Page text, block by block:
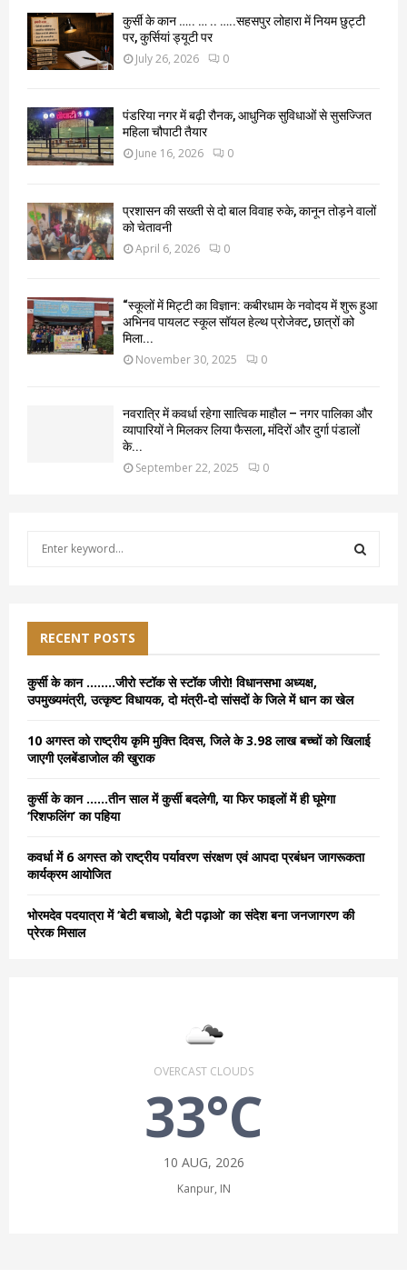
कुर्सी के कान ….. … .. …..सहसपुर लोहारा में नियम छुट्टी
पर, कुर्सियां ड्यूटी पर
July 26, 2026 0
पंडरिया नगर में बढ़ी रौनक, आधुनिक सुविधाओं से सुसज्जित
महिला चौपाटी तैयार
June 16, 2026 0
प्रशासन की सख्ती से दो बाल विवाह रुके, कानून तोड़ने वालों
को चेतावनी
April 6, 2026 0
“स्कूलों में मिट्टी का विज्ञान: कबीरधाम के नवोदय में शुरू हुआ
अभिनव पायलट स्कूल सॉयल हेल्थ प्रोजेक्ट, छात्रों को
मिला...
November 30, 2025 0
नवरात्रि में कवर्धा रहेगा सात्विक माहौल – नगर पालिका और
व्यापारियों ने मिलकर लिया फैसला, मंदिरों और दुर्गा पंडालों
के...
September 22, 2025 0
f
o
r
RECENT POSTS
कुर्सी के कान ……..जीरो स्टॉक से स्टॉक जीरो! विधानसभा अध्यक्ष,
उपमुख्यमंत्री, उत्कृष्ट विधायक, दो मंत्री-दो सांसदों के जिले में धान का खेल
10 अगस्त को राष्ट्रीय कृमि मुक्ति दिवस, जिले के 3.98 लाख बच्चों को खिलाई
जाएगी एलबेंडाजोल की खुराक
कुर्सी के कान ……तीन साल में कुर्सी बदलेगी, या फिर फाइलों में ही घूमेगा
‘रिशफलिंग’ का पहिया
कवर्धा में 6 अगस्त को राष्ट्रीय पर्यावरण संरक्षण एवं आपदा प्रबंधन जागरूकता
कार्यक्रम आयोजित
भोरमदेव पदयात्रा में ‘बेटी बचाओ, बेटी पढ़ाओ’ का संदेश बना जनजागरण की
प्रेरक मिसाल
OVERCAST CLOUDS
33°C
10 AUG, 2026
Kanpur, IN